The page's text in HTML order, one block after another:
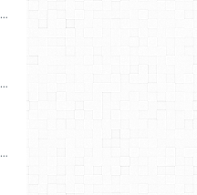
…
…
…